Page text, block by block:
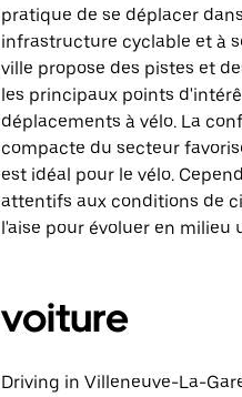
pratique de se déplacer
infrastructure cyclable et à
ville propose des pistes et
les principaux points
déplacements à vélo. La
compacte du secteur
est idéal pour le vélo.
attentifs aux conditions de
l'aise pour évoluer en milieu
voiture
Driving in Villeneuve-La-